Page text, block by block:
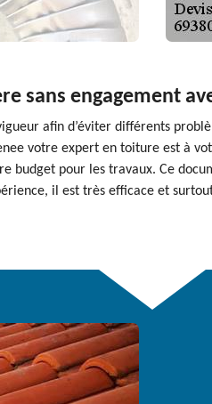
sans engagement
afin d’éviter différents
votre expert en toiture est à
budget pour les travaux. Ce
il est très efficace et